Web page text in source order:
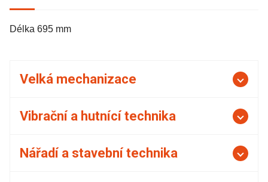
Velká mechanizace
Vibrační a hutnící technika
Nářadí a stavební technika
Délka 695 mm